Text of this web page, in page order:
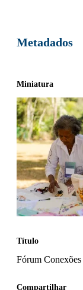
Metadados
Título
Fórum
Miniatura
Compartilhar